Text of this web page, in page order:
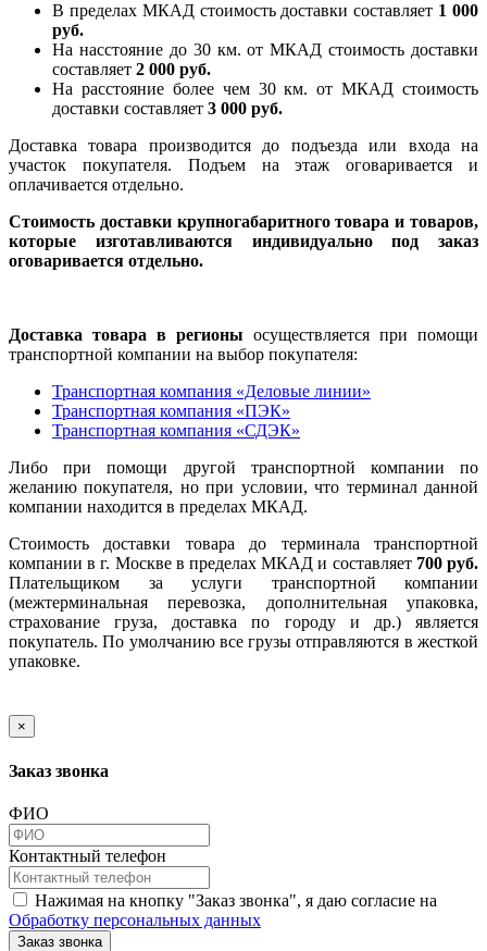
В пределах МКАД стоимость доставки составляет 1 000
руб.
На насcтояние до 30 км. от МКАД стоимость доставки
составляет 2 000 руб.
На расстояние более чем 30 км. от МКАД стоимость
доставки составляет 3 000 руб.
Доставка товара производится до подъезда или входа на
участок покупателя. Подъем на этаж оговаривается и
оплачивается отдельно.
Стоимость доставки крупногабаритного товара и товаров,
которые изготавливаются индивидуально под заказ
оговаривается отдельно.
Доставка товара в регионы осуществляется при помощи
транспортной компании на выбор покупателя:
Транспортная компания «Деловые линии»
Транспортная компания «ПЭК»
Транспортная компания «СДЭК»
Либо при помощи другой транспортной компании по
желанию покупателя, но при условии, что терминал данной
компании находится в пределах МКАД.
Стоимость доставки товара до терминала транспортной
компании в г. Москве в пределах МКАД и составляет 700 руб.
Плательщиком за услуги транспортной компании
(межтерминальная перевозка, дополнительная упаковка,
страхование груза, доставка по городу и др.) является
покупатель. По умолчанию все грузы отправляются в жесткой
упаковке.
×
Заказ звонка
ФИО
Контактный телефон
Нажимая на кнопку "Заказ звонка", я даю согласие на
Обработку персональных данных
Заказ звонка